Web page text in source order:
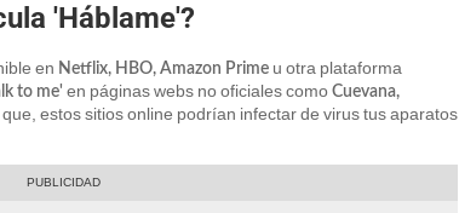
'Háblame'?
en Netflix, HBO, Amazon Prime u otra plataforma
to me' en páginas webs no oficiales como Cuevana,
estos sitios online podrían infectar de virus tus aparatos